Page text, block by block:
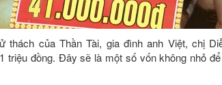
thách của Thần Tài, gia đình anh Việt, chị
triệu đồng. Đây sẽ là một số vốn không nhỏ